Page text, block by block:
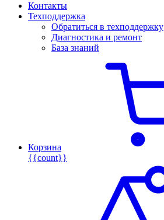
Контакты
Техподдержка
Обратиться в техподдержку
Диагностика и ремонт
База знаний
Корзина
{{count}}